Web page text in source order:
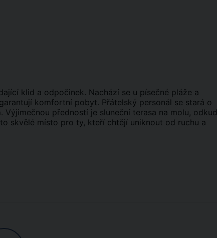
klid a odpočinek. Nachází se u písečné pláže a
komfortní pobyt. Přátelský personál se stará o
předností je sluneční terasa na molu, odkud
skvělé místo pro ty, kteří chtějí uniknout od ruchu a